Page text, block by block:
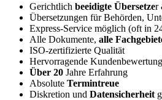
Gerichtlich beeidigte Übersetzer
Übersetzungen für Behörden,
Express-Service möglich (oft in
Alle Dokumente, alle
ISO-zertifizierte Qualität
Hervorragende
Über 20 Jahre Erfahrung
Absolute Termintreue
Diskretion und Datensicherheit